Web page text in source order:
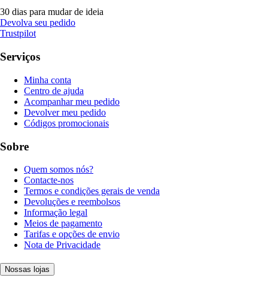
30 dias para mudar de ideia
Devolva seu pedido
Trustpilot
Serviços
Minha conta
Centro de ajuda
Acompanhar meu pedido
Devolver meu pedido
Códigos promocionais
Sobre
Quem somos nós?
Contacte-nos
Termos e condições gerais de venda
Devoluções e reembolsos
Informação legal
Meios de pagamento
Tarifas e opções de envio
Nota de Privacidade
Nossas lojas